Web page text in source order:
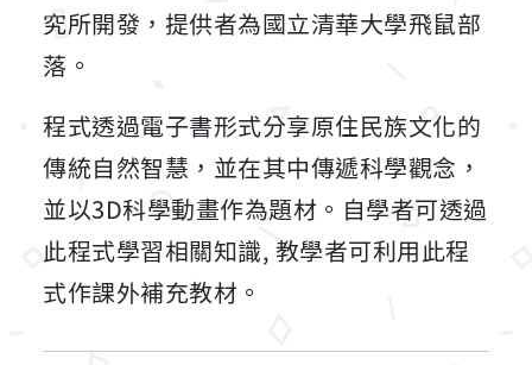
究所開發，提供者為國立清華大學飛鼠部
落。
程式透過電子書形式分享原住民族文化的
傳統自然智慧，並在其中傳遞科學觀念，
並以3D科學動畫作為題材。自學者可透過
此程式學習相關知識, 教學者可利用此程
式作課外補充教材。